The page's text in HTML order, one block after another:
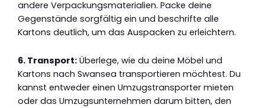
andere Verpackungsmaterialien. Packe deine
Gegenstände sorgfältig ein und beschrifte alle
Kartons deutlich, um das Auspacken zu erleichtern.
6. Transport: Überlege, wie du deine Möbel und
Kartons nach Swansea transportieren möchtest. Du
kannst entweder einen Umzugstransporter mieten
oder das Umzugsunternehmen darum bitten, den